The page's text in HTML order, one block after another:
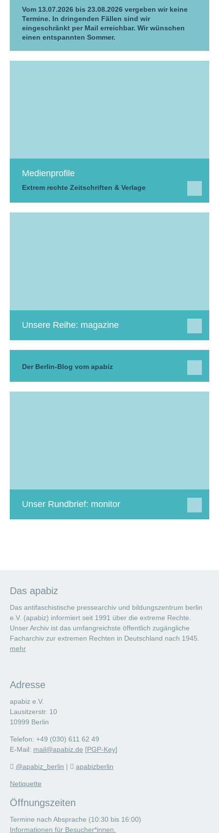
Vom 13.07.2026 bis 23.08.2026 vergeben wir keine
Termine. In dringenden Fällen sind wir
eingeschränkt per Mail erreichbar. Wir wünschen
einen entspannten Sommer.
Medienprofile
Extrem rechte Zeitschriften & Verlage
Unsere Reihe: magazine
Der Berlin-Blog vom apabiz
Unser Rundbrief: monitor
Das apabiz
Das antifaschistische pressearchiv und bildungszentrum berlin
e.V. (apabiz) informiert seit 1991 über die extreme Rechte.
Unser Archiv ist das umfangreichste öffentlich zugängliche
Facharchiv zur extremen Rechten in Deutschland nach 1945.
mehr
Adresse
apabiz e.V.
Lausitzerstr. 10
10999 Berlin
Telefon: +49 (030) 611 62 49
E-Mail: mail@apabiz.de [PGP-Key]
@apabiz_berlin | apabizberlin
Netiquette
Öffnungszeiten
Termine nach Absprache (10:30 bis 16:00)
Informationen für Besucher*innen.